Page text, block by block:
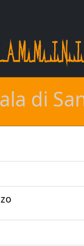
di